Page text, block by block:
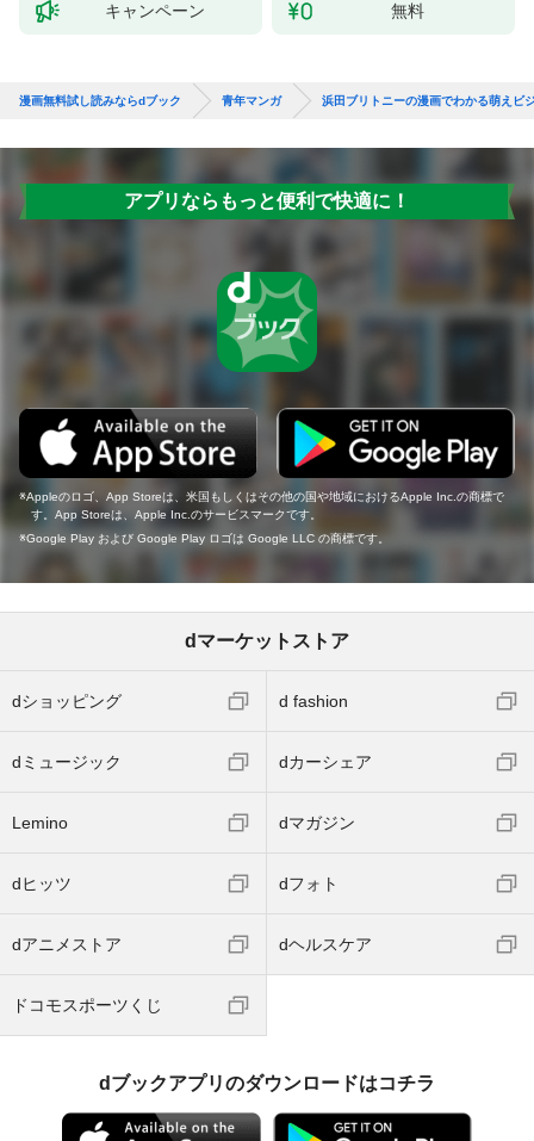
キャンペーン 無料
漫画無料試し読みならdブック 青年マンガ 浜田ブリトニーの漫画でわかる萌えビ
アプリならもっと便利で快適に！
Appleのロゴ、App Storeは、米国もしくはその他の国や地域におけるApple Inc.の商標で
す。App Storeは、Apple Inc.のサービスマークです。
Google Play および Google Play ロゴは Google LLC の商標です。
dマーケットストア
dショッピング d fashion
dミュージック dカーシェア
Lemino dマガジン
dヒッツ dフォト
dアニメストア dヘルスケア
ドコモスポーツくじ
dブックアプリのダウンロードはコチラ